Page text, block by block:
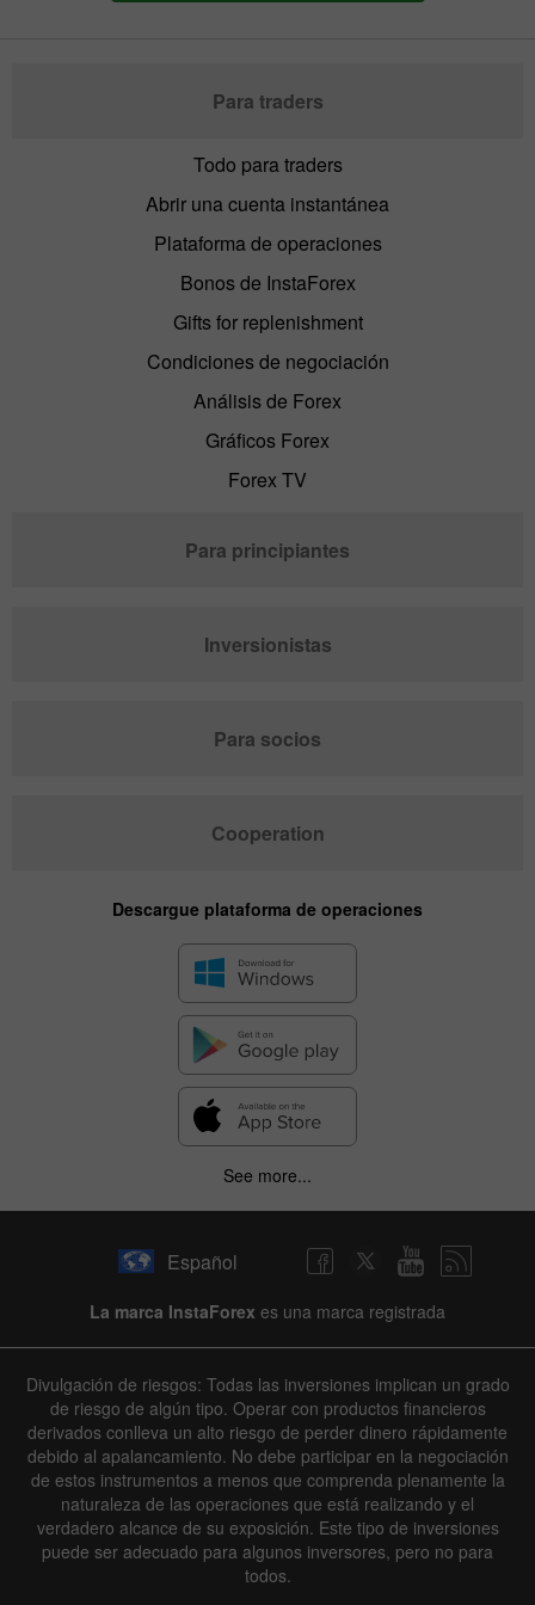
Para traders
Todo para traders
Abrir una cuenta instantánea
Plataforma de operaciones
Bonos de InstaForex
Gifts for replenishment
Condiciones de negociación
Análisis de Forex
Gráficos Forex
Forex TV
Para principiantes
Inversionistas
Para socios
Cooperation
Descargue plataforma de operaciones
See more...
Español
La marca InstaForex es una marca registrada
Divulgación de riesgos: Todas las inversiones implican un grado
de riesgo de algún tipo. Operar con productos financieros
derivados conlleva un alto riesgo de perder dinero rápidamente
debido al apalancamiento. No debe participar en la negociación
de estos instrumentos a menos que comprenda plenamente la
naturaleza de las operaciones que está realizando y el
verdadero alcance de su exposición. Este tipo de inversiones
puede ser adecuado para algunos inversores, pero no para
todos.